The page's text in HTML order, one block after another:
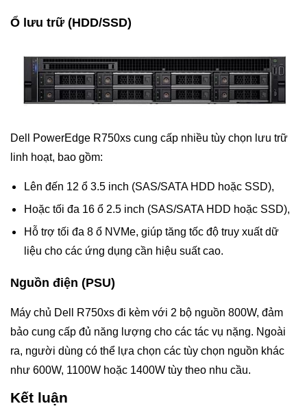
Ổ lưu trữ (HDD/SSD)
Dell PowerEdge R750xs cung cấp nhiều tùy chọn lưu trữ
linh hoạt, bao gồm:
Lên đến 12 ổ 3.5 inch (SAS/SATA HDD hoặc SSD),
Hoặc tối đa 16 ổ 2.5 inch (SAS/SATA HDD hoặc SSD),
Hỗ trợ tối đa 8 ổ NVMe, giúp tăng tốc độ truy xuất dữ
liệu cho các ứng dụng cần hiệu suất cao.
Nguồn điện (PSU)
Máy chủ Dell R750xs đi kèm với 2 bộ nguồn 800W, đảm
bảo cung cấp đủ năng lượng cho các tác vụ nặng. Ngoài
ra, người dùng có thể lựa chọn các tùy chọn nguồn khác
như 600W, 1100W hoặc 1400W tùy theo nhu cầu.
Kết luận